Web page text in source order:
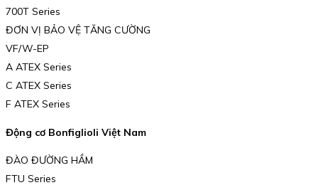
700T Series
ĐƠN VỊ BẢO VỆ TĂNG CƯỜNG
VF/W-EP
A ATEX Series
C ATEX Series
F ATEX Series
Động cơ Bonfiglioli Việt Nam
ĐÀO ĐƯỜNG HẦM
FTU Series